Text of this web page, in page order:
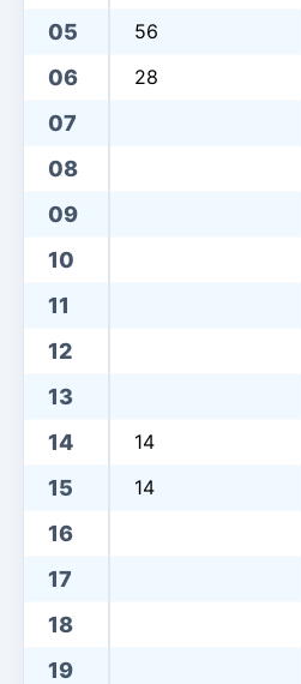
05 56
06 28
07
08
09
10
11
12
13
14
14
15 14
16
17
18
19